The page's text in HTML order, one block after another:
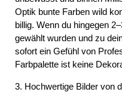
Optik bunte Farben wild
billig. Wenn du hingegen
gewählt wurden und zu
sofort ein Gefühl von
Farbpalette ist keine
3. Hochwertige Bilder von